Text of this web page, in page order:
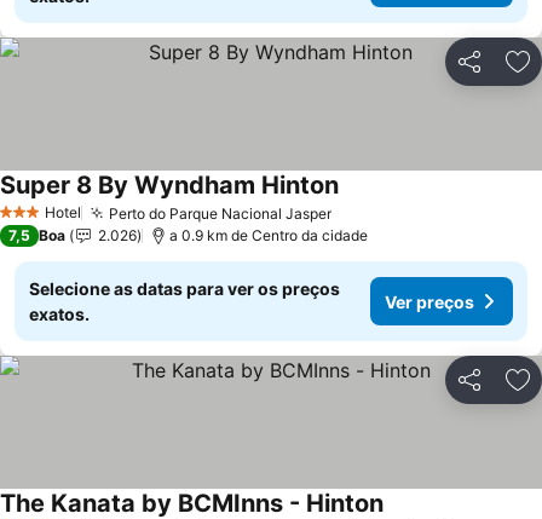
Partilhar
3 EstrelasHotel Perto do Parque Nacional Jasper
Super 8 By Wyndham Hinton
7,5 Boa 2.026 a 0.9 km de Centro da cidade
Selecione as datas para ver os preços
exatos.
Ver preços
Partilhar
The Kanata by BCMInns - Hinton